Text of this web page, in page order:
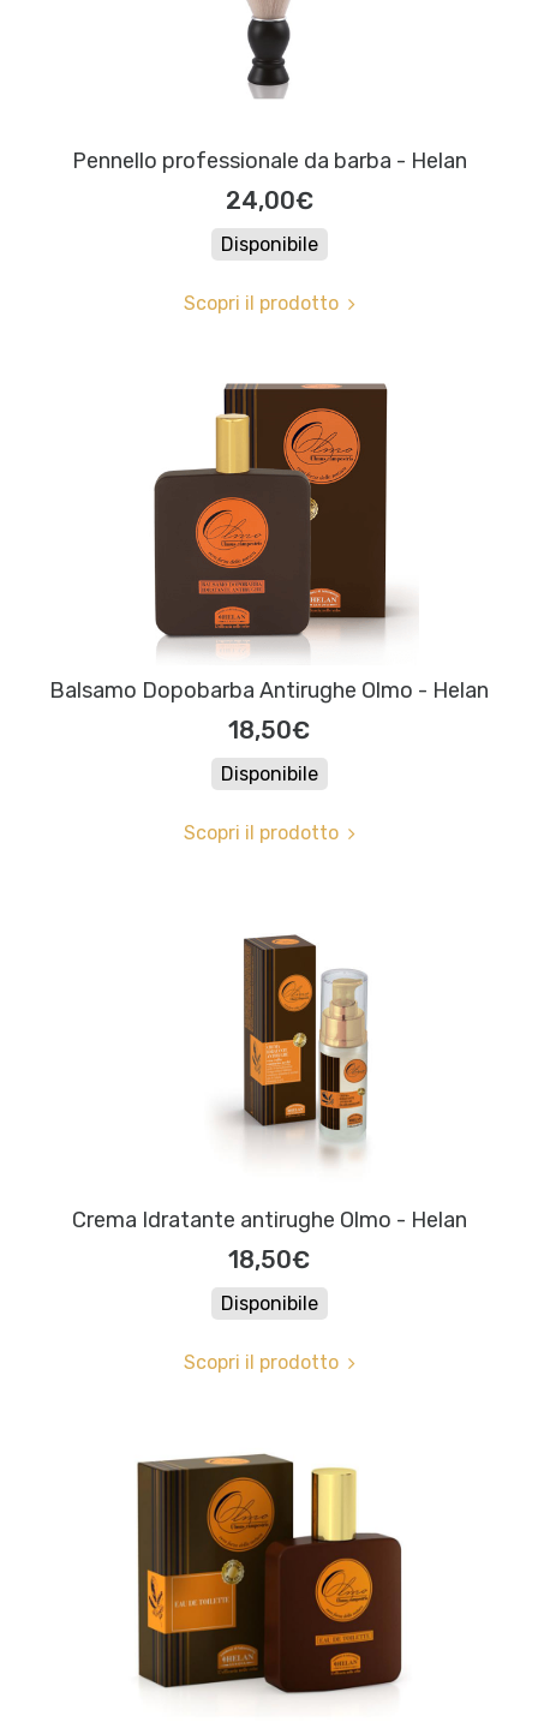
Pennello professionale da barba - Helan
24,00€
Disponibile
Scopri il prodotto
Balsamo Dopobarba Antirughe Olmo - Helan
18,50€
Disponibile
Scopri il prodotto
Crema Idratante antirughe Olmo - Helan
18,50€
Disponibile
Scopri il prodotto